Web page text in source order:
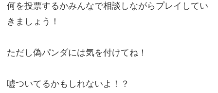
何を投票するかみんなで相談しながらプレイしてい
きましょう！
ただし偽パンダには気を付けてね！
嘘ついてるかもしれないよ！？